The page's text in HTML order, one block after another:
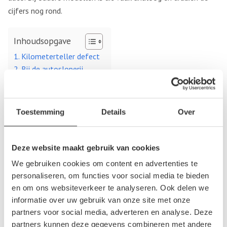
Toestemming Details Over
Deze website maakt gebruik van cookies
We gebruiken cookies om content en advertenties te
personaliseren, om functies voor social media te bieden
en om ons websiteverkeer te analyseren. Ook delen we
informatie over uw gebruik van onze site met onze
partners voor social media, adverteren en analyse. Deze
partners kunnen deze gegevens combineren met andere
cijfers nog rond.
Inhoudsopgave
Kilometerteller defect
Bij de autosloperij
Kilometerteller defect
zijn om goed te blijven rijden. Als de kilometerteller defect is
dan is het moeilijk om aan te tonen hoeveel kilometer je
gereden hebt. Dit kan gevolgen hebben voor de slijtage van
sommige onderdelen van de auto zoals de distributieriem, die
na een bepaald aantal kilometers moet worden vervangen.
Op het moment dat de kilometerteller defect is dan moet